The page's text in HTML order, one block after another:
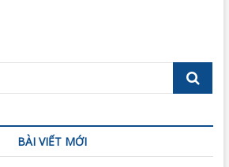
Search
BÀI VIẾT MỚI